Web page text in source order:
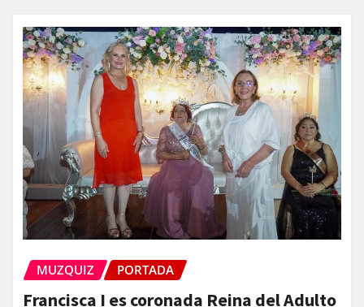
MUZQUIZ PORTADA
Francisca I es coronada Reina del Adulto